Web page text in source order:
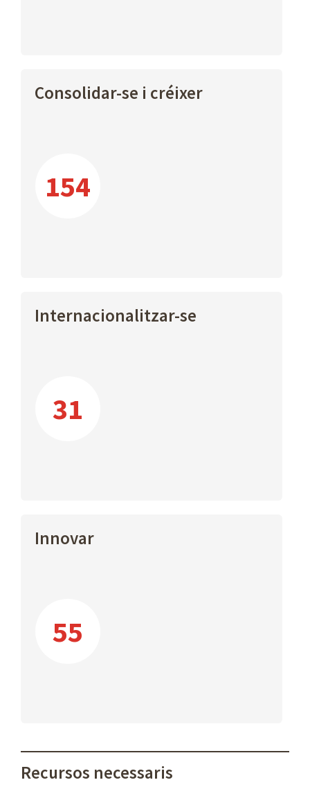
Consolidar-se i créixer
154
Internacionalitzar-se
31
Innovar
55
Recursos necessaris